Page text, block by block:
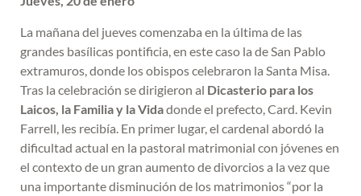
La mañana del jueves comenzaba en la última de las
grandes basílicas pontificia, en este caso la de San Pablo
extramuros, donde los obispos celebraron la Santa Misa.
Tras la celebración se dirigieron al Dicasterio para los
Laicos, la Familia y la Vidadonde el prefecto, Card. Kevin
Farrell, les recibía. En primer lugar, el cardenal abordó la
dificultad actual en la pastoral matrimonial con jóvenes en
el contexto de un gran aumento de divorcios a la vez que
una importante disminución de los matrimonios “por la